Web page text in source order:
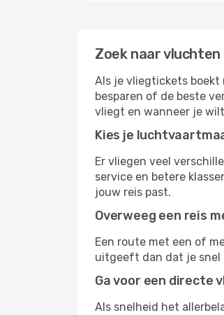
Zoek naar vluchten
Als je vliegtickets boekt
besparen of de beste
vliegt en wanneer je
Kies je
Er vliegen veel
service en betere
jouw reis past.
Overweeg een reis
Een route met een of
uitgeeft dan dat je snel
Ga voor een directe
Als snelheid het